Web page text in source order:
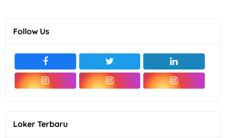
Follow Us
Loker Terbaru